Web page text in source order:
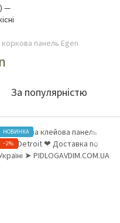
коркова панель Egen
За популярністю
НОВИНКА
−2%